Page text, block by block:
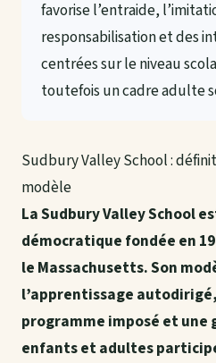
favorise l’entraide,
responsabilisation et des
centrées sur le niveau
toutefois un cadre adulte
Sudbury Valley School :
modèle
La Sudbury Valley School
démocratique fondée en
le Massachusetts. Son
l’apprentissage
programme imposé et une
enfants et adultes